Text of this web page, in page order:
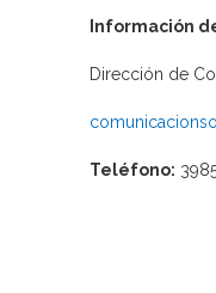
Información
Dirección de
Teléfono: